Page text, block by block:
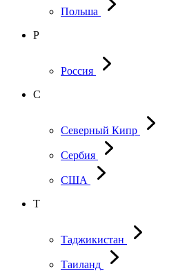
Польша
Р
Россия
С
Северный Кипр
Сербия
США
Т
Таджикистан
Таиланд